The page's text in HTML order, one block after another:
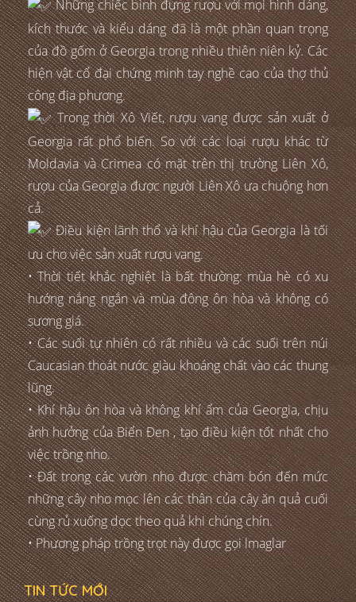
Những chiếc bình đựng rượu với mọi hình dáng,
kích thước và kiểu dáng đã là một phần quan trọng
của đồ gốm ở Georgia trong nhiều thiên niên kỷ. Các
hiện vật cổ đại chứng minh tay nghề cao của thợ thủ
công địa phương.
Trong thời Xô Viết, rượu vang được sản xuất ở
Georgia rất phổ biến. So với các loại rượu khác từ
Moldavia và Crimea có mặt trên thị trường Liên Xô,
rượu của Georgia được người Liên Xô ưa chuộng hơn
cả.
Điều kiện lãnh thổ và khí hậu của Georgia là tối
ưu cho việc sản xuất rượu vang.
• Thời tiết khắc nghiệt là bất thường: mùa hè có xu
hướng nắng ngắn và mùa đông ôn hòa và không có
sương giá.
• Các suối tự nhiên có rất nhiều và các suối trên núi
Caucasian thoát nước giàu khoáng chất vào các thung
lũng.
• Khí hậu ôn hòa và không khí ẩm của Georgia, chịu
ảnh hưởng của Biển Đen , tạo điều kiện tốt nhất cho
việc trồng nho.
• Đất trong các vườn nho được chăm bón đến mức
những cây nho mọc lên các thân của cây ăn quả cuối
cùng rủ xuống dọc theo quả khi chúng chín.
• Phương pháp trồng trọt này được gọi lmaglar
TIN TỨC MỚI